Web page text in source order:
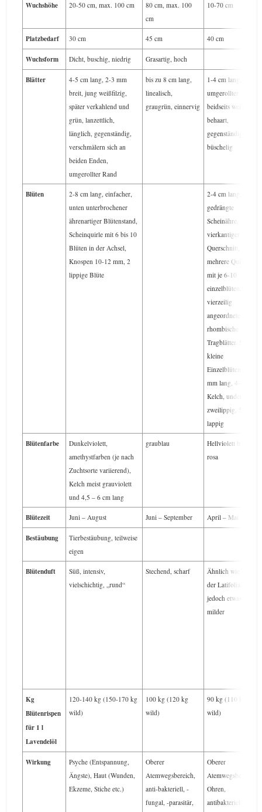
Wuchshöhe 20-50 cm, max. 100 cm
80 cm, max. 100
cm
10-70 cm
Platzbedarf 30 cm 45 cm 40 cm
Wuchsform Dicht, buschig, niedrig Grasartig, hoch
Blätter
4-5 cm lang, 2-3 mm
breit, jung weißfilzig,
später verkahlend und
grün, lanzettlich,
länglich, gegenständig,
verschmälern sich an
beiden Enden,
umgerollter Rand
bis zu 8 cm lang,
linealisch,
graugrün, einnervig
1-4 cm lang,
umgerollter Rand,
beidseits weich
behaart,
gegenständig, teils
büschelig
Blüten
2-8 cm lang, einfacher,
unten unterbrochener
ährenartiger Blütenstand,
Scheinquirle mit 6 bis 10
Blüten in der Achsel,
Knospen 10-12 mm, 2
lippige Blüte
2-4 cm lang, dicht
gedrängte
Scheinähre,
vierkantiger
Querschnitt,
mehrere Quirle
mit je 6-10
einzelblüten,
vierzeilig
angeordnete
rhombische
Tragblätter. Sehr
kleine
Einzelblüten: 6-8
mm lang, 4-6 mm
Kelch, undeutlich
zweilippig, 5-
lappig
Blütenfarbe
Dunkelviolett,
amethystfarben (je nach
Zuchtsorte variierend),
Kelch meist grauviolett
und 4,5 – 6 cm lang
graublau
Hellviolett bis
rosa
Blütezeit Juni – August Juni – September April – Mai
Bestäubung
Tierbestäubung, teilweise
eigen
Blütenduft
Süß, intensiv,
vielschichtig, „rund“
Stechend, scharf
Ähnlich wie der
der Latifolia,
jedoch etwas
milder
Kg
Blütenrispen
für 1 l
Lavendelöl
120-140 kg (150-170 kg
wild)
100 kg (120 kg
wild)
90 kg (110 kg
wild)
Wirkung
Psyche (Entspannung,
Ängste), Haut (Wunden,
Ekzeme, Stiche etc.)
Oberer
Atemwegsbereich,
anti-bakteriell, -
fungal, -parasitär,
Oberer
Atemwegsbereich,
Ohren,
antibakteriell